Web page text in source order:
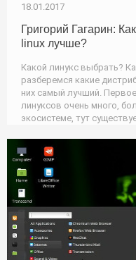
18.01.2017
Григорий Гагарин:
linux лучше?
Какой линукс выбрать?
разберемся какие
них самый лучший.
линуксов очень много,
экосистеме, тут